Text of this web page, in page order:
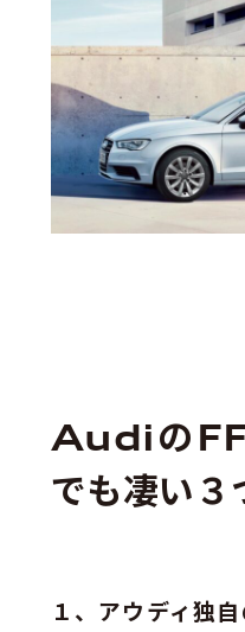
AudiのFF
でも凄い３
１、アウディ独